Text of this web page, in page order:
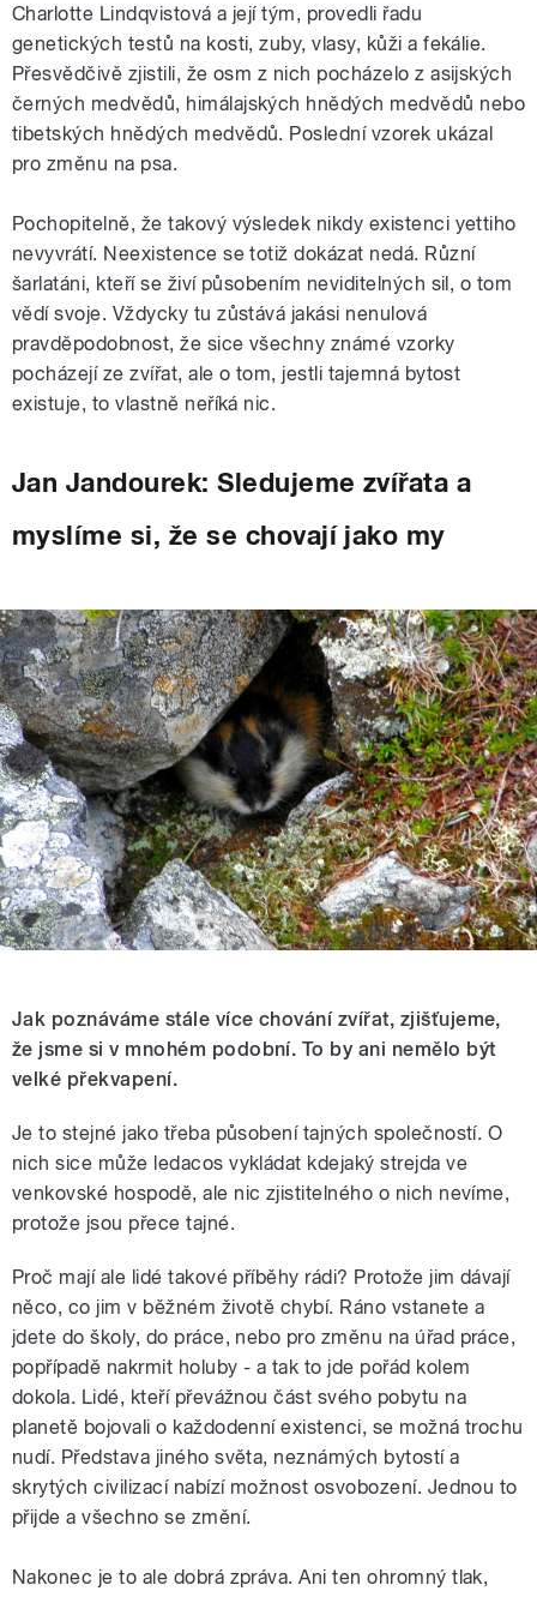
Charlotte Lindqvistová a její tým, provedli řadu
genetických testů na kosti, zuby, vlasy, kůži a fekálie.
Přesvědčivě zjistili, že osm z nich pocházelo z asijských
černých medvědů, himálajských hnědých medvědů nebo
tibetských hnědých medvědů. Poslední vzorek ukázal
pro změnu na psa.
Pochopitelně, že takový výsledek nikdy existenci yettiho
nevyvrátí. Neexistence se totiž dokázat nedá. Různí
šarlatáni, kteří se živí působením neviditelných sil, o tom
vědí svoje. Vždycky tu zůstává jakási nenulová
pravděpodobnost, že sice všechny známé vzorky
pocházejí ze zvířat, ale o tom, jestli tajemná bytost
existuje, to vlastně neříká nic.
Jan Jandourek: Sledujeme zvířata a
myslíme si, že se chovají jako my
Jak poznáváme stále více chování zvířat, zjišťujeme,
že jsme si v mnohém podobní. To by ani nemělo být
velké překvapení.
Je to stejné jako třeba působení tajných společností. O
nich sice může ledacos vykládat kdejaký strejda ve
venkovské hospodě, ale nic zjistitelného o nich nevíme,
protože jsou přece tajné.
Proč mají ale lidé takové příběhy rádi? Protože jim dávají
něco, co jim v běžném životě chybí. Ráno vstanete a
jdete do školy, do práce, nebo pro změnu na úřad práce,
popřípadě nakrmit holuby - a tak to jde pořád kolem
dokola. Lidé, kteří převážnou část svého pobytu na
planetě bojovali o každodenní existenci, se možná trochu
nudí. Představa jiného světa, neznámých bytostí a
skrytých civilizací nabízí možnost osvobození. Jednou to
přijde a všechno se změní.
Nakonec je to ale dobrá zpráva. Ani ten ohromný tlak,